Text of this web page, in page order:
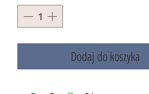
Dodaj do koszyka